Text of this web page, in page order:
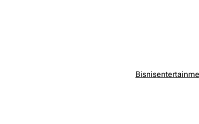
Bisnis